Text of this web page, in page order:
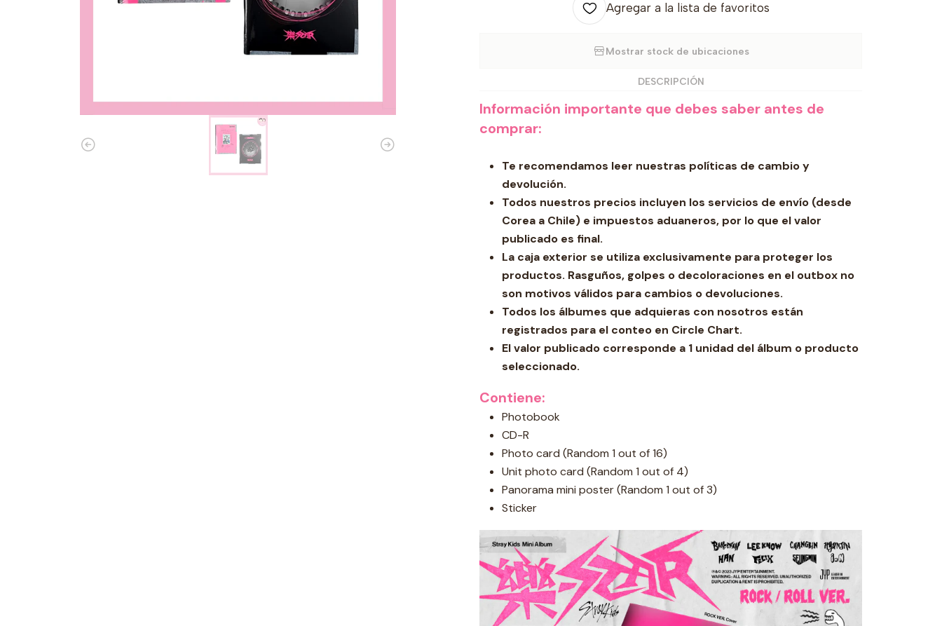
Agregar a la lista de favoritos
Mostrar stock de ubicaciones
DESCRIPCIÓN
Información importante que debes saber antes de
comprar:
Te recomendamos leer nuestras políticas de cambio y
devolución.
Todos nuestros precios incluyen los servicios de envío (desde
Corea a Chile) e impuestos aduaneros, por lo que el valor
publicado es final.
La caja exterior se utiliza exclusivamente para proteger los
productos. Rasguños, golpes o decoloraciones en el outbox no
son motivos válidos para cambios o devoluciones.
Todos los álbumes que adquieras con nosotros están
registrados para el conteo en Circle Chart.
El valor publicado corresponde a 1 unidad del álbum o producto
seleccionado.
Contiene:
Photobook
CD-R
Photo card (Random 1 out of 16)
Unit photo card (Random 1 out of 4)
Panorama mini poster (Random 1 out of 3)
Sticker